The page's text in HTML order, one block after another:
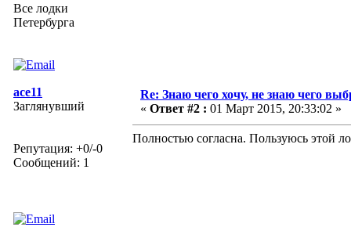
Все лодки
Петербурга
ace11
Заглянувший
Репутация: +0/-0
Сообщений: 1
Re: Знаю чего хочу, не знаю чего
« Ответ #2 : 01 Март 2015, 20:33:02 »
Полностью согласна. Пользуюсь этой